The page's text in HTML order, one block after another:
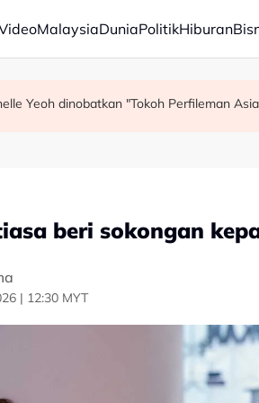
MalaysiaDuniaPolitikHiburan
Persepsi negatif terhadap Bukit Malut tidak
Insiden rempuhan Jalan Ampang:
Yeoh dinobatkan "Tokoh Perfileman
beri sokongan
| 12:30 MYT